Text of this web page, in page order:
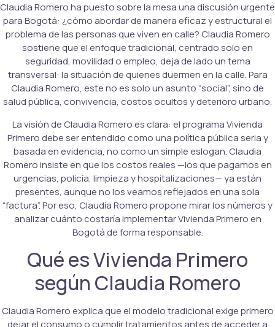
Claudia Romero ha puesto sobre la mesa una discusión urgente
para Bogotá: ¿cómo abordar de manera eficaz y estructural el
problema de las personas que viven en calle? Claudia Romero
sostiene que el enfoque tradicional, centrado solo en
seguridad, movilidad o empleo, deja de lado un tema
transversal: la situación de quienes duermen en la calle. Para
Claudia Romero, este no es solo un asunto “social”, sino de
salud pública, convivencia, costos ocultos y deterioro urbano.
La visión de Claudia Romero es clara: el programa Vivienda
Primero debe ser entendido como una política pública seria y
basada en evidencia, no como un simple eslogan. Claudia
Romero insiste en que los costos reales —los que pagamos en
urgencias, policía, limpieza y hospitalizaciones— ya están
presentes, aunque no los veamos reflejados en una sola
“factura”. Por eso, Claudia Romero propone mirar los números y
analizar cuánto costaría implementar Vivienda Primero en
Bogotá de forma responsable.
Qué es Vivienda Primero
según Claudia Romero
Claudia Romero explica que el modelo tradicional exige primero
dejar el consumo o cumplir tratamientos antes de acceder a